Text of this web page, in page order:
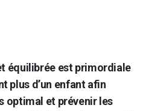
équilibrée est primordiale
plus d’un enfant afin
optimal et prévenir les